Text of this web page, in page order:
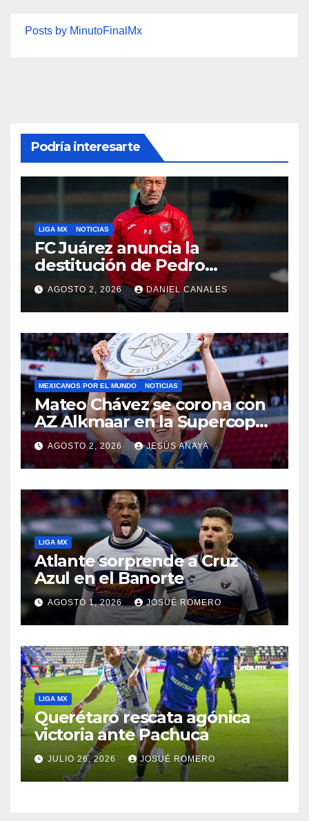
Posts by MinutoFinalMx
Podría interesarte
LIGA MX NOTICIAS
FC Juárez anuncia la
destitución de Pedro
Caixinha
AGOSTO 2, 2026 DANIEL CANALES
MEXICANOS POR EL MUNDO NOTICIAS
Mateo Chávez se corona con
AZ Alkmaar en la Supercopa
de Países Bajos
AGOSTO 2, 2026 JESÚS ANAYA
LIGA MX
Atlante sorprende a Cruz
Azul en el Banorte
AGOSTO 1, 2026 JOSUÉ ROMERO
LIGA MX
Querétaro rescata agónica
victoria ante Pachuca
JULIO 26, 2026 JOSUÉ ROMERO